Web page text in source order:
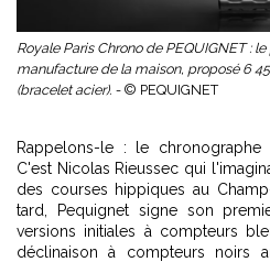
Royale Paris Chrono de PEQUIGNET :
manufacture de la maison, proposé 6
(bracelet acier). - © PEQUIGNET
Rappelons-le : le chronographe
C'est Nicolas Rieussec qui
des courses hippiques au
tard, Pequignet signe son
versions initiales à compteurs
déclinaison à compteurs noirs